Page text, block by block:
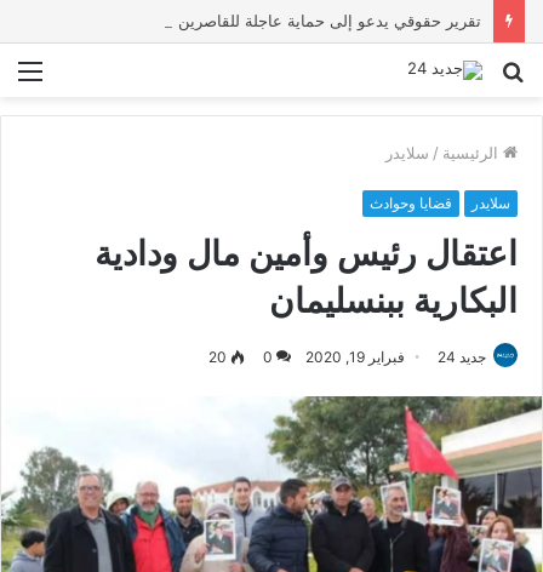
بحث
الرئيسية / سلايدر
سلايدر قضايا وحوادث
اعتقال رئيس وأمين مال ودادية
البكارية ببنسليمان
جديد 24 فبراير 19, 2020 0
20